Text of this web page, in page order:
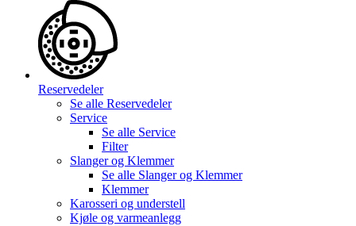
Reservedeler
Se alle Reservedeler
Service
Se alle Service
Filter
Slanger og Klemmer
Se alle Slanger og Klemmer
Klemmer
Karosseri og understell
Kjøle og varmeanlegg